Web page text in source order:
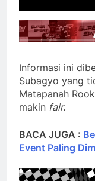
Informasi ini
Subagyo yang
Matapanah
makin fair.
BACA JUGA :
Event Paling